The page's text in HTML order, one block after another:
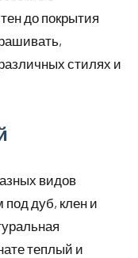
до покрытия
стилях и
видов
под дуб, клен и
теплый и